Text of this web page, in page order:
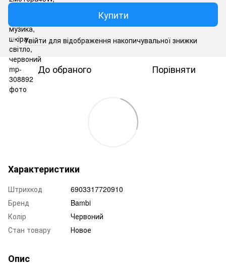
Купити
% Увійти для відображення накопичувальної знижки
До обраного Порівняти
Характеристики
Штрихкод
6903317720910
Бренд
Bambi
Колір
Червоний
Стан товару
Новое
Опис